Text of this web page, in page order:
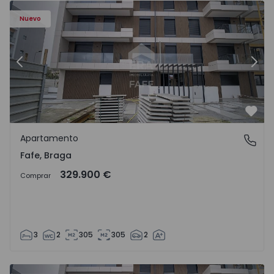
Nuevo
Anterior
Fafe, Braga
Apartamento
Fafe, Braga
Comprar 329.900 €
3 2 305 305 2